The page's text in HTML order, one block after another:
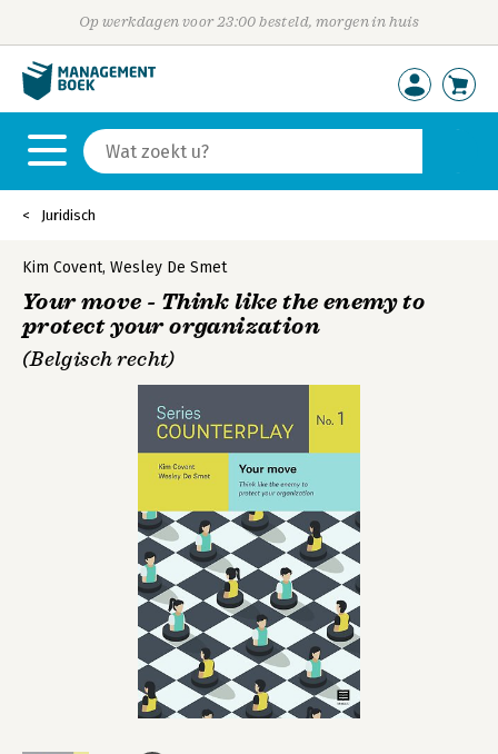
Op werkdagen voor 23:00 besteld, morgen in huis
Juridisch
Kim Covent, Wesley De Smet
Your move - Think like the enemy to
protect your organization
(Belgisch recht)